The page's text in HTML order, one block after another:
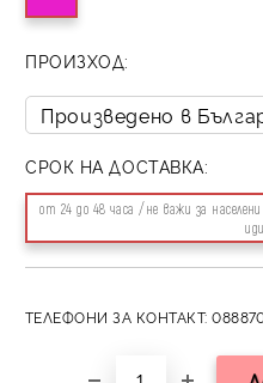
ПРОИЗХОД:
СРОК НА ДОСТАВКА:
от 24 до 48 часа /не важи за
ТЕЛЕФОНИ ЗА КОНТАКТ: